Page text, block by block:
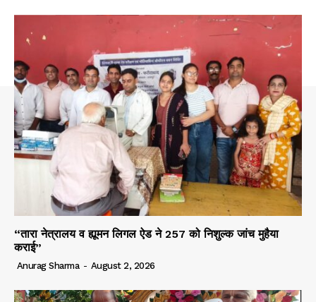
“तारा नेत्रालय व ह्यूमन लिगल ऐड ने 257 को निशुल्क जांच मुहैया
कराई”
Anurag Sharma - August 2, 2026